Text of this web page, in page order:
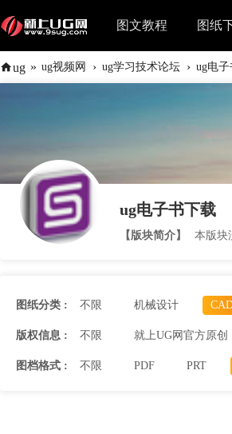
图文教程 图纸
ug » ug视频网 › ug学习技术论坛 › ug电
ug电子书下载
【版块简介】 本版块
图纸分类 : 不限 机械设计
版权信息 : 不限 就上UG网官方原创
图档格式 : 不限 PDF PRT